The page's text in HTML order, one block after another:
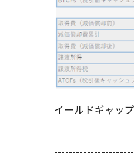
イールドギャッ